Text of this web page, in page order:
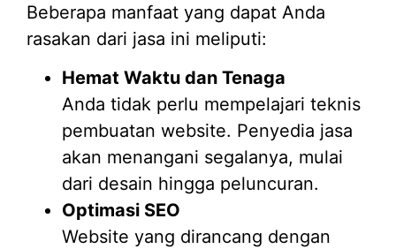
Beberapa manfaat yang dapat Anda
rasakan dari jasa ini meliputi:
Hemat Waktu dan Tenaga
Anda tidak perlu mempelajari teknis
pembuatan website. Penyedia jasa
akan menangani segalanya, mulai
dari desain hingga peluncuran.
Optimasi SEO
Website yang dirancang dengan